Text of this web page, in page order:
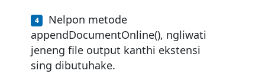
Nelpon metode
appendDocumentOnline(), ngliwati
jeneng file output kanthi ekstensi
sing dibutuhake.